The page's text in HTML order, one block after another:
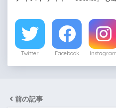
Twitter Facebook
前の記事